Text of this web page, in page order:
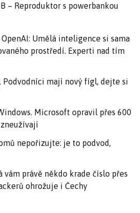
– Reproduktor s powerbankou
Umělá inteligence si sama
prostředí. Experti nad tím
Podvodníci mají nový fígl, dejte si
Microsoft opravil přes 600
nepořizujte: je to podvod,
vám právě někdo krade číslo přes
ohrožuje i Čechy